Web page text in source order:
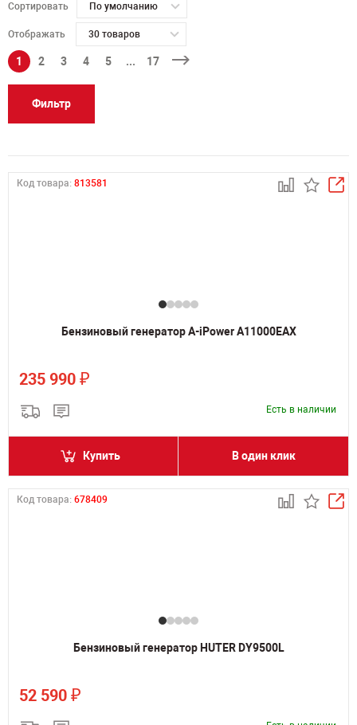
Сортировать По умолчанию
Отображать 30 товаров
1 2 3 4 5 ... 17
Фильтр
Код товара: 813581
Бензиновый генератор A-iPower A11000EAX
235 990 ₽
Есть в наличии
Купить В один клик
Код товара: 678409
Бензиновый генератор HUTER DY9500L
52 590 ₽